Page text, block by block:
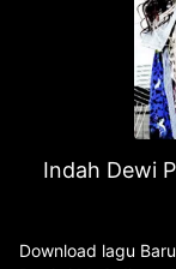
Indah Dewi
Download lagu